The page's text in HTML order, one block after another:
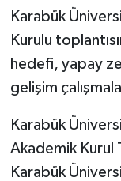
Karabük
Kurulu
hedefi, yapay
gelişim
Karabük
Akademik Kurul
Karabük